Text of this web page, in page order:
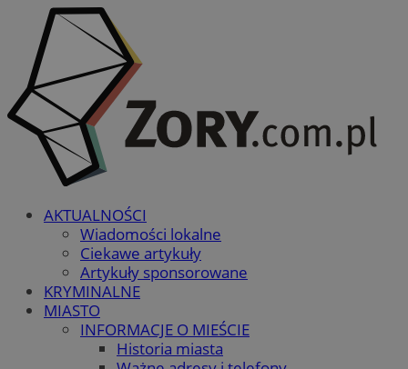
AKTUALNOŚCI
Wiadomości lokalne
Ciekawe artykuły
Artykuły sponsorowane
KRYMINALNE
MIASTO
INFORMACJE O MIEŚCIE
Historia miasta